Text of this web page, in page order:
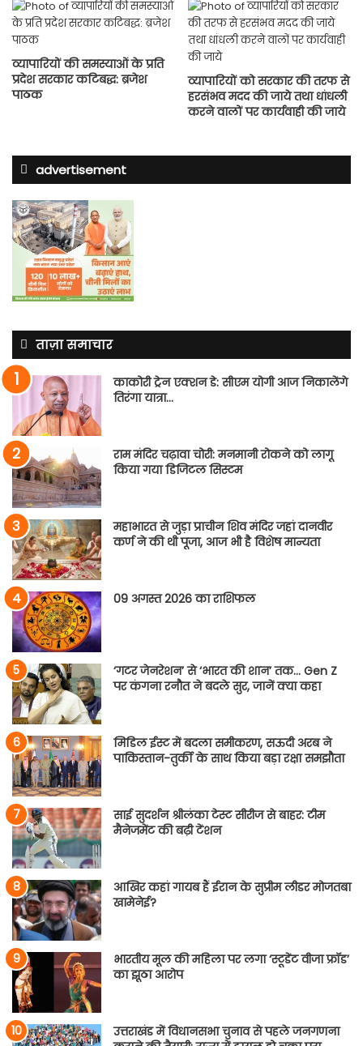
व्यापारियों की समस्याओं के प्रति
प्रदेश सरकार कटिबद्ध: ब्रजेश
पाठक
व्यापारियों को सरकार की तरफ से
हरसंभव मदद की जाये तथा धांधली
करने वालों पर कार्यवाही की जाये
advertisement
ताज़ा समाचार
काकोरी ट्रेन एक्शन डे: सीएम योगी आज निकालेंगे
तिरंगा यात्रा…
राम मंदिर चढ़ावा चोरी: मनमानी रोकने को लागू
किया गया डिजिटल सिस्टम
महाभारत से जुड़ा प्राचीन शिव मंदिर जहां दानवीर
कर्ण ने की थी पूजा, आज भी है विशेष मान्यता
09 अगस्त 2026 का राशिफल
‘गटर जेनरेशन’ से ‘भारत की शान’ तक… Gen Z
पर कंगना रनौत ने बदले सुर, जानें क्या कहा
मिडिल ईस्ट में बदला समीकरण, सऊदी अरब ने
पाकिस्तान-तुर्की के साथ किया बड़ा रक्षा समझौता
साई सुदर्शन श्रीलंका टेस्ट सीरीज से बाहर: टीम
मैनेजमेंट की बढ़ी टेंशन
आखिर कहां गायब हैं ईरान के सुप्रीम लीडर मोजतबा
खामेनेई?
भारतीय मूल की महिला पर लगा ‘स्टूडेंट वीजा फ्रॉड’
का झूठा आरोप
उत्तराखंड में विधानसभा चुनाव से पहले जनगणना